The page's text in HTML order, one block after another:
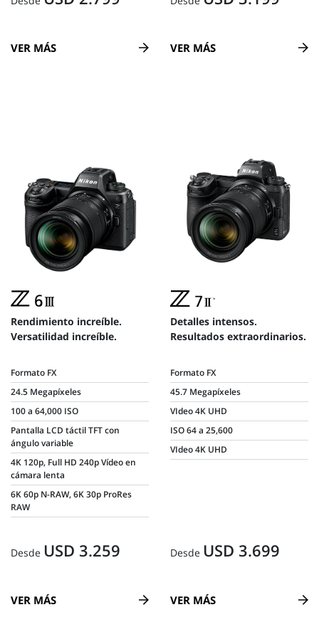
VER MÁS VER MÁS
Rendimiento increíble.
Versatilidad increíble.
Formato FX
24.5 Megapíxeles
100 a 64,000 ISO
Pantalla LCD táctil TFT con
ángulo variable
4K 120p, Full HD 240p Vídeo en
cámara lenta
6K 60p N-RAW, 6K 30p ProRes
RAW
Desde USD 3.259
VER MÁS
Detalles intensos.
Resultados extraordinarios.
Formato FX
45.7 Megapíxeles
VIdeo 4K UHD
ISO 64 a 25,600
VIdeo 4K UHD
Desde USD 3.699
VER MÁS